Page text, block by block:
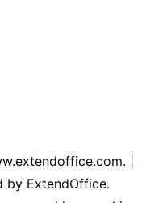
|
by ExtendOffice.